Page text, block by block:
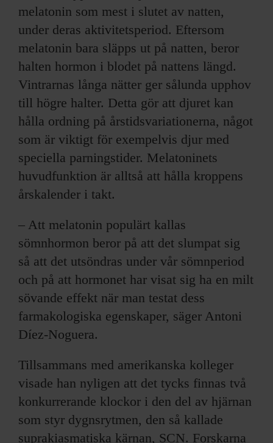
melatonin som mest i slutet av natten,
under deras aktivitetsperiod. Eftersom
melatonin bara släpps ut på natten, beror
halten hormon i blodet på nattens längd.
Vintrarnas långa nätter ger sålunda upphov
till högre halter. Detta gör att djuret kan
hålla ordning på årstidsvariationerna, något
som är viktigt för exempelvis djur med
speciella parningstider. Melatoninets
huvudfunktion är alltså att hålla kroppens
årskalender i takt.
– Att melatonin populärt kallas
sömnhormon beror på att det slumpat sig
så att det utsöndras under vår sömnperiod
och på att hormonet har visat sig ha en milt
sövande effekt när man testat dess
farmakologiska egenskaper, säger Antoni
Díez-Noguera.
Tillsammans med amerikanska kolleger
visade han nyligen att det tycks finnas två
konkurrerande klockor i den del av hjärnan
som styr dygnsrytmen, den så kallade
suprakiasmatiska kärnan, SCN. Forskarna